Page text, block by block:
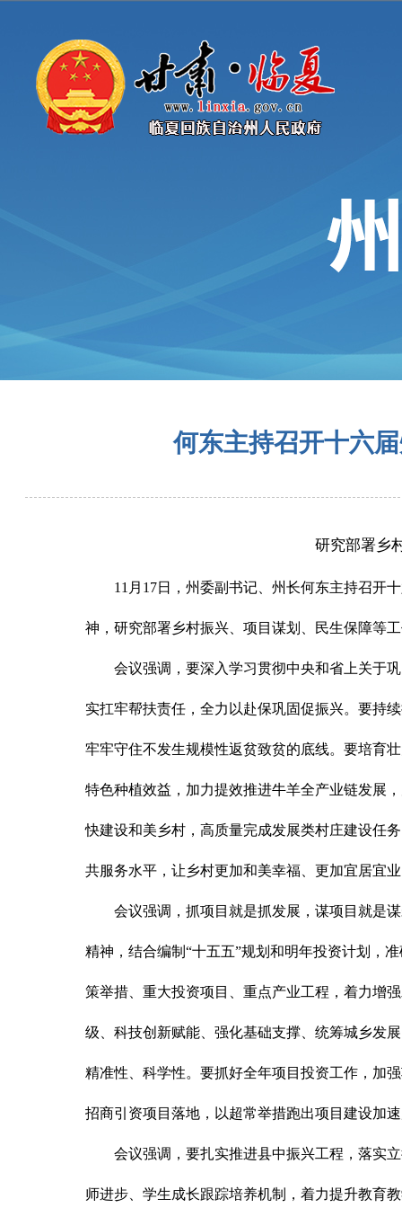
何东主持召开十六
研究部署乡
11月17日，州委副书记、州长何东主持召开
神，研究部署乡村振兴、项目谋划、民生保障等
会议强调，要深入学习贯彻中央和省上关于
实扛牢帮扶责任，全力以赴保巩固促振兴。要持
牢牢守住不发生规模性返贫致贫的底线。要培育
特色种植效益，加力提效推进牛羊全产业链发展
快建设和美乡村，高质量完成发展类村庄建设任
共服务水平，让乡村更加和美幸福、更加宜居宜
会议强调，抓项目就是抓发展，谋项目就是
精神，结合编制“十五五”规划和明年投资计划，
策举措、重大投资项目、重点产业工程，着力增
级、科技创新赋能、强化基础支撑、统筹城乡发
精准性、科学性。要抓好全年项目投资工作，加
招商引资项目落地，以超常举措跑出项目建设加
会议强调，要扎实推进县中振兴工程，落实
师进步、学生成长跟踪培养机制，着力提升教育